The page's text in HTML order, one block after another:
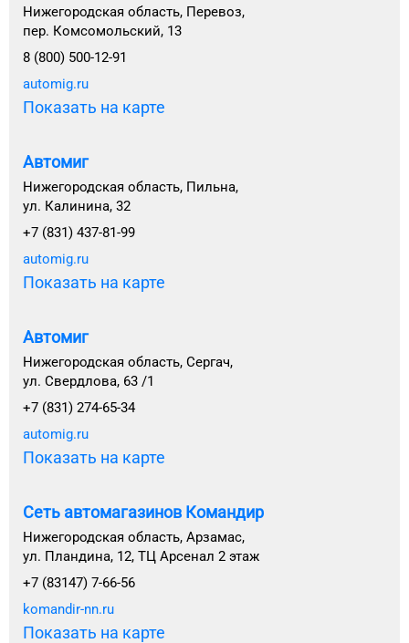
Нижегородская область, Перевоз,
пер. Комсомольский, 13
8 (800) 500-12-91
automig.ru
Показать на карте
Автомиг
Нижегородская область, Пильна,
ул. Калинина, 32
+7 (831) 437-81-99
automig.ru
Показать на карте
Автомиг
Нижегородская область, Сергач,
ул. Свердлова, 63 /1
+7 (831) 274-65-34
automig.ru
Показать на карте
Сеть автомагазинов Командир
Нижегородская область, Арзамас,
ул. Пландина, 12, ТЦ Арсенал 2 этаж
+7 (83147) 7-66-56
komandir-nn.ru
Показать на карте